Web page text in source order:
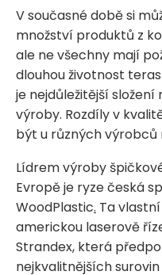
V současné době si
množství produktů z
ale ne všechny mají
dlouhou životnost
je nejdůležitější
výroby. Rozdíly v
být u různých výrobců
Lídrem výroby
Evropě je ryze česká
WoodPlastic. Ta
americkou laserově
Strandex, která
nejkvalitnějších